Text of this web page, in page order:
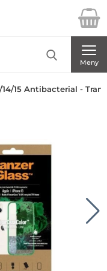
AB
Meny
15 Antibacterial -